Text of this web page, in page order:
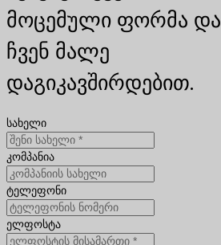
მოცემული ფორმა და
ჩვენ მალე
დაგიკავშირდებით.
სახელი
კომპანია
ტელეფონი
ელფოსტა